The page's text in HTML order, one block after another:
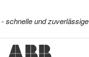
-schnelle und zuverlässige